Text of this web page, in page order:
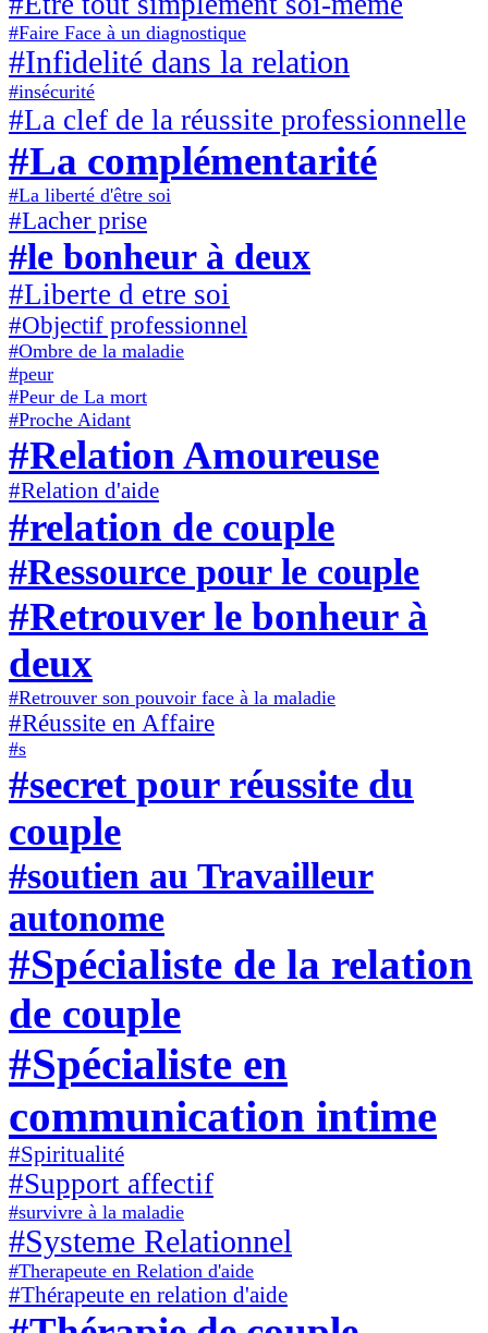
#Faire Face à un diagnostique
#Infidelité dans la relation
#insécurité
#La clef de la réussite professionnelle
#La complémentarité
#La liberté d'être soi
#Lacher prise
#le bonheur à deux
#Liberte d etre soi
#Objectif professionnel
#Ombre de la maladie
#peur
#Peur de La mort
#Proche Aidant
#Relation Amoureuse
#Relation d'aide
#relation de couple
#Ressource pour le couple
#Retrouver le bonheur à
deux
#Retrouver son pouvoir face à la maladie
#Réussite en Affaire
#s
#secret pour réussite du
couple
#soutien au Travailleur
autonome
#Spécialiste de la relation
de couple
#Spécialiste en
communication intime
#Spiritualité
#Support affectif
#survivre à la maladie
#Systeme Relationnel
#Therapeute en Relation d'aide
#Thérapeute en relation d'aide